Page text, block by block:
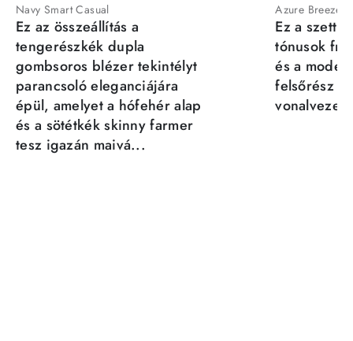
Navy Smart Casual
Ez az összeállítás a
tengerészkék dupla
gombsoros blézer tekintélyt
parancsoló eleganciájára
épül, amelyet a hófehér alap
és a sötétkék skinny farmer
tesz igazán maivá...
Azure Breeze
Ez a szett
tónusok
és a
felsőrész